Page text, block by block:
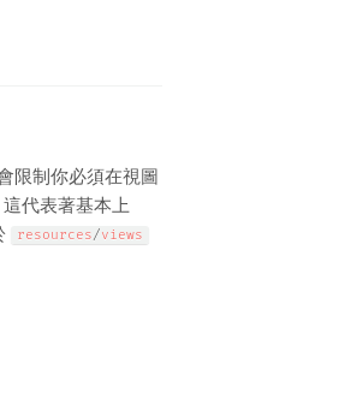
限制你必須在視圖
代表著基本上
resources/views